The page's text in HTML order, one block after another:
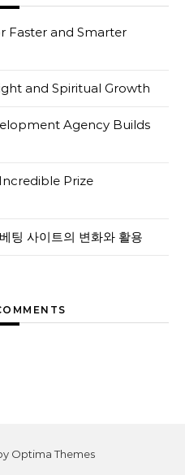
Faster and Smarter
and Spiritual Growth
Agency Builds
Prize
팅 사이트의 변화와 활용
Optima Themes